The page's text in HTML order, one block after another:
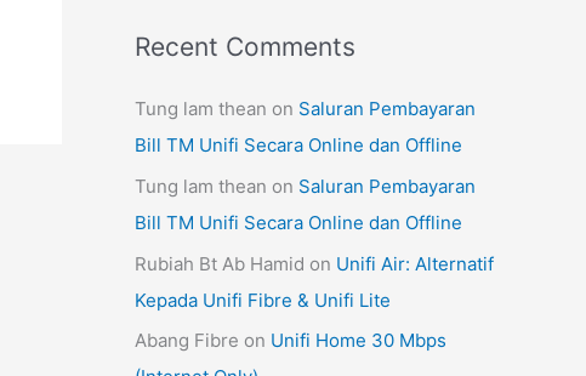
Recent Comments
Tung lam thean on Saluran Pembayaran
Bill TM Unifi Secara Online dan Offline
Tung lam thean on Saluran Pembayaran
Bill TM Unifi Secara Online dan Offline
Rubiah Bt Ab Hamid on Unifi Air: Alternatif
Kepada Unifi Fibre & Unifi Lite
Abang Fibre on Unifi Home 30 Mbps